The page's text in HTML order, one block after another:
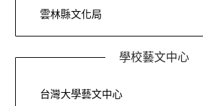
雲林縣文化局
學校藝文中心
台灣大學藝文中心